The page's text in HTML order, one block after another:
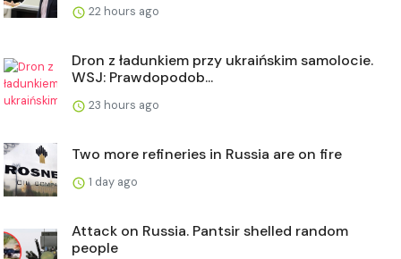
22 hours ago
Dron z ładunkiem przy ukraińskim samolocie.
WSJ: Prawdopodob...
23 hours ago
Two more refineries in Russia are on fire
1 day ago
Attack on Russia. Pantsir shelled random
people